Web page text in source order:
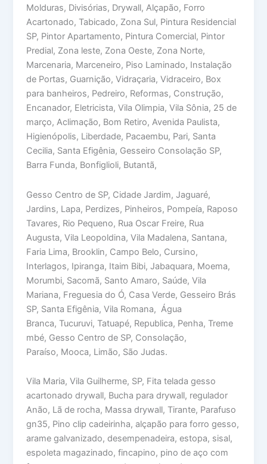
Molduras, Divisórias, Drywall, Alçapão, Forro
Acartonado, Tabicado, Zona Sul, Pintura Residencial
SP, Pintor Apartamento, Pintura Comercial, Pintor
Predial, Zona leste, Zona Oeste, Zona Norte,
Marcenaria, Marceneiro, Piso Laminado, Instalação
de Portas, Guarnição, Vidraçaria, Vidraceiro, Box
para banheiros, Pedreiro, Reformas, Construção,
Encanador, Eletricista, Vila Olimpia, Vila Sônia, 25 de
março, Aclimação, Bom Retiro, Avenida Paulista,
Higienópolis, Liberdade, Pacaembu, Pari, Santa
Cecilia, Santa Efigênia, Gesseiro Consolação SP,
Barra Funda, Bonfiglioli, Butantã,
Gesso Centro de SP, Cidade Jardim, Jaguaré,
Jardins, Lapa, Perdizes, Pinheiros, Pompeía, Raposo
Tavares, Rio Pequeno, Rua Oscar Freire, Rua
Augusta, Vila Leopoldina, Vila Madalena, Santana,
Faria Lima, Brooklin, Campo Belo, Cursino,
Interlagos, Ipiranga, Itaim Bibi, Jabaquara, Moema,
Morumbi, Sacomã, Santo Amaro, Saúde, Vila
Mariana, Freguesia do Ó, Casa Verde, Gesseiro Brás
SP, Santa Efigênia, Vila Romana, Água
Branca, Tucuruvi, Tatuapé, Republica, Penha, Treme
mbé, Gesso Centro de SP, Consolação,
Paraíso, Mooca, Limão, São Judas.
Vila Maria, Vila Guilherme, SP, Fita telada gesso
acartonado drywall, Bucha para drywall, regulador
Anão, Lã de rocha, Massa drywall, Tirante, Parafuso
gn35, Pino clip cadeirinha, alçapão para forro gesso,
arame galvanizado, desempenadeira, estopa, sisal,
espoleta magazinado, fincapino, pino de aço com